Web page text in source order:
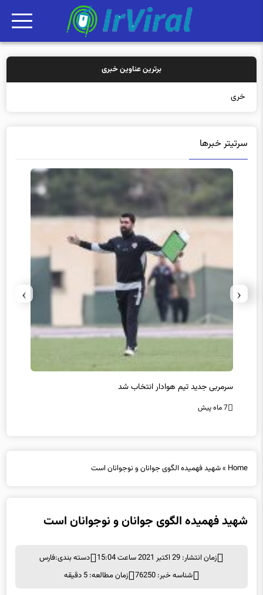
برترین عناوین خبری
خرید بیمه: سنت
سرتیتر خبرها
سرمربی جدید تیم هوادار انتخاب شد
7 ماه پیش
‹
›
Home
»شهید فهمیده الگوی جوانان و نوجوانان است
شهید فهمیده الگوی جوانان و نوجوانان است
زمان انتشار: 29 اکتبر 2021 ساعت 15:04 دسته بندی:فارس
شناسه خبر: 76250
زمان مطالعه: 5 دقیقه